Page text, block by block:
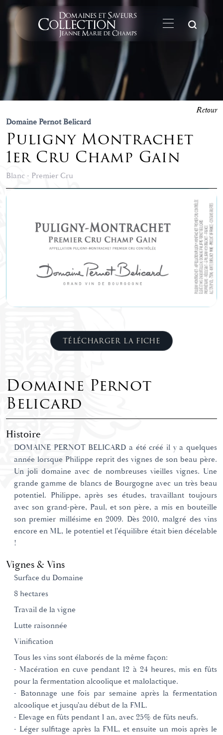
Domaine Pernot Belicard
Puligny Montrachet
1er Cru Champ Gain
Blanc - Premier Cru
Retour
TÉLÉCHARGER LA FICHE
Domaine Pernot
Belicard
Histoire
DOMAINE PERNOT BELICARD a été créé il y a quelques
année lorsque Philippe reprit des vignes de son beau père.
Un joli domaine avec de nombreuses vieilles vignes. Une
grande gamme de blancs de Bourgogne avec un très beau
potentiel. Philippe, après ses études, travaillant toujours
avec son grand-père, Paul, et son père, a mis en bouteille
son premier millésime en 2009. Dès 2010, malgré des vins
encore en ML, le potentiel et l'équilibre était bien décelable
!
Vignes & Vins
Surface du Domaine
8 hectares
Travail de la vigne
Lutte raisonnée
Vinification
Tous les vins sont élaborés de la même façon:
- Macération en cuve pendant 12 à 24 heures, mis en fûts
pour la fermentation alcoolique et malolactique.
- Batonnage une fois par semaine après la fermentation
alcoolique et jusqu'au début de la FML.
- Elevage en fûts pendant 1 an, avec 25% de fûts neufs.
- Léger sulfitage après la FML, et ensuite un mois après le